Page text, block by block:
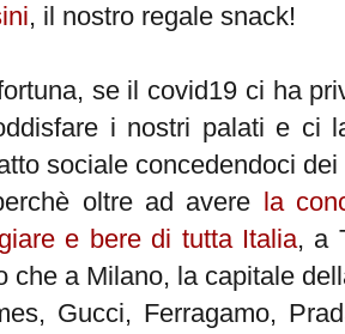
, il nostro regale snack!
se il covid19 ci ha
i nostri palati e ci
sociale concedendoci
oltre ad avere
la
e bere di tutta Italia, a
che a Milano, la capitale
Gucci, Ferragamo,